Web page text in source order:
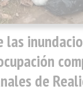
las
de